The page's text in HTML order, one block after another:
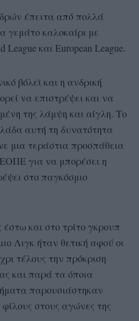
έπειτα από πολλά
γεμάτο καλοκαίρι με
και European League.
βόλεϊ και η ανδρική
να επιστρέψει και να
της λάμψη και αίγλη. Το
αυτή τη δυνατότητα
μια τεράστια προσπάθεια
για να μπορέσει η
στο παγκόσμιο
και στο τρίτο γκρουπ
Λιγκ ήταν θετική αφού οι
τέλους την πρόκριση
και παρά τα όποια
παρουσιάστηκαν
στους αγώνες της